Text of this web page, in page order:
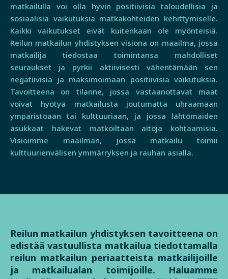
matkailulla voi olla hyvin positiivisia taloudellisia ja
sosiaalisia vaikutuksia matkakohteiden kehittymiselle.
Kaikki vaikutukset eivät kuitenkaan ole myönteisiä.
Reilun matkailun yhdistyksen visiona on maailma, jossa
matkailija tiedostaa toimintansa mahdolliset
seuraukset ja pyrkii aktiivisesti vähentämään sen
negatiivisia ja maksimoimaan positiivisia vaikutuksia.
Tavoitteena on tilanne, jossa vastaanottavat maat
voivat hyötyä matkailusta joutumatta uhraamaan
ympäristöään tai kulttuuriaan, ja jossa lähtömaiden
asukkaat hakevat matkoiltaan aitoja kohtaamisia.
Visioimme maailman, jossa matkailu toimii
kulttuurienvälisen ymmärryksen ja rauhan asialla.
Reilun matkailun yhdistyksen tavoitteena on
edistää vastuullista matkailua tiedottamalla
reilun matkailun periaatteista matkailijoille
ja matkailualan toimijoille. Haluamme